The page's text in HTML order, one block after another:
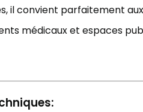
il convient parfaitement
médicaux et espaces